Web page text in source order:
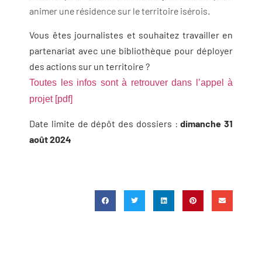
animer une résidence sur le territoire isérois.
Vous êtes journalistes et souhaitez travailler en
partenariat avec une bibliothèque pour déployer
des actions sur un territoire ?
Toutes les infos sont à retrouver dans l’appel à
projet [pdf]
Date limite de dépôt des dossiers :dimanche 31
août 2024